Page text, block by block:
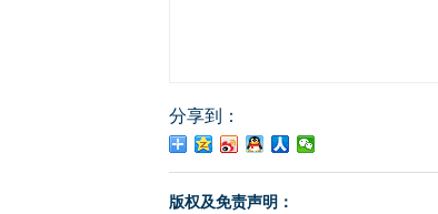
分享到：
版权及免责声明：